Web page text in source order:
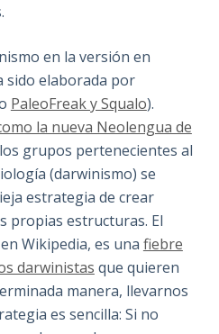
en la versión en
sido elaborada por
PaleoFreak y Squalo).
la nueva Neolengua de
grupos pertenecientes al
(darwinismo) se
estrategia de crear
propias estructuras. El
Wikipedia, es una fiebre
darwinistas que quieren
manera, llevarnos
es sencilla: Si no